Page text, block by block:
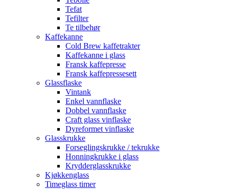
Tefat
Tefilter
Te tilbehør
Kaffekanne
Cold Brew kaffetrakter
Kaffekanne i glass
Fransk kaffepresse
Fransk kaffepressesett
Glassflaske
Vintank
Enkel vannflaske
Dobbel vannflaske
Craft glass vinflaske
Dyreformet vinflaske
Glasskrukke
Forseglingskrukke / tekrukke
Honningkrukke i glass
Krydderglasskrukke
Kjøkkenglass
Timeglass timer